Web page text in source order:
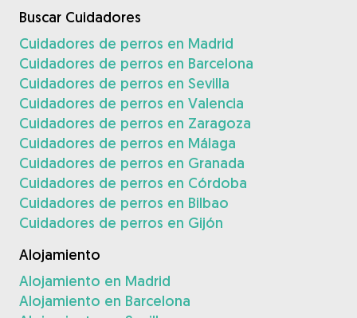
Buscar Cuidadores
Cuidadores de perros en Madrid
Cuidadores de perros en Barcelona
Cuidadores de perros en Sevilla
Cuidadores de perros en Valencia
Cuidadores de perros en Zaragoza
Cuidadores de perros en Málaga
Cuidadores de perros en Granada
Cuidadores de perros en Córdoba
Cuidadores de perros en Bilbao
Cuidadores de perros en Gijón
Alojamiento
Alojamiento en Madrid
Alojamiento en Barcelona